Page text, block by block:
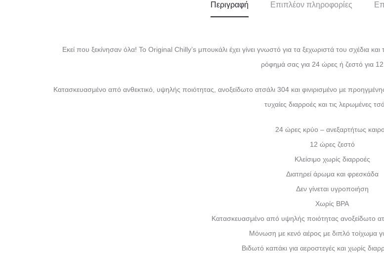
Περιγραφή Επιπλέον πληροφορίες
Εκεί που ξεκίνησαν όλα! Το Original Chilly’s μπουκάλι έχει γίνει γνωστό για τα ξεχωριστά του σχέδια
ρόφημά σας για 24 ώρες ή ζεστό για
Κατασκευασμένο από ανθεκτικό, υψηλής ποιότητας, ανοξείδωτο ατσάλι 304 και φινιρισμένο με
τυχαίες διαρροές και τις λερωμένες
24 ώρες κρύο – ανεξαρτήτως
12 ώρες ζεστό
Κλείσιμο χωρίς διαρροές
Διατηρεί άρωμα και φρεσκάδα
Δεν γίνεται υγροποιήση
Χωρίς BPA
Κατασκευασμένο από υψηλής ποιότητας ανοξείδωτο
Μόνωση με κενό αέρος με διπλό τοίχωμα
Βιδωτό καπάκι για αεροστεγές και χωρίς